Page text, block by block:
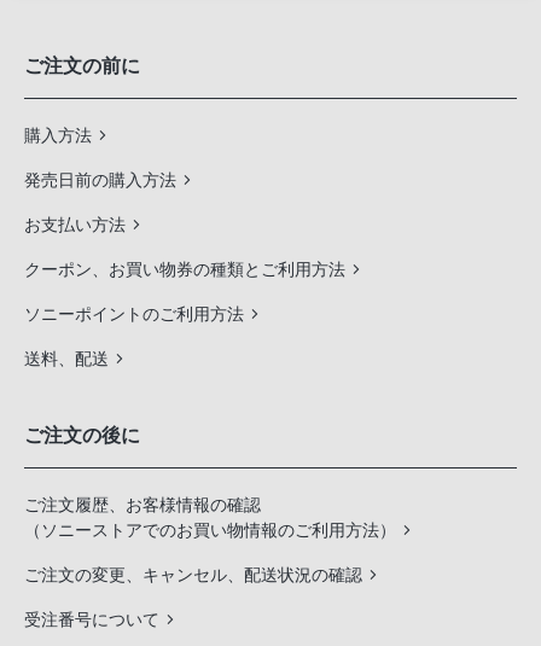
ご注文の前に
購入方法
発売日前の購入方法
お支払い方法
クーポン、お買い物券の種類とご利用方法
ソニーポイントのご利用方法
送料、配送
ご注文の後に
ご注文履歴、お客様情報の確認
（ソニーストアでのお買い物情報のご利用方法）
ご注文の変更、キャンセル、配送状況の確認
受注番号について